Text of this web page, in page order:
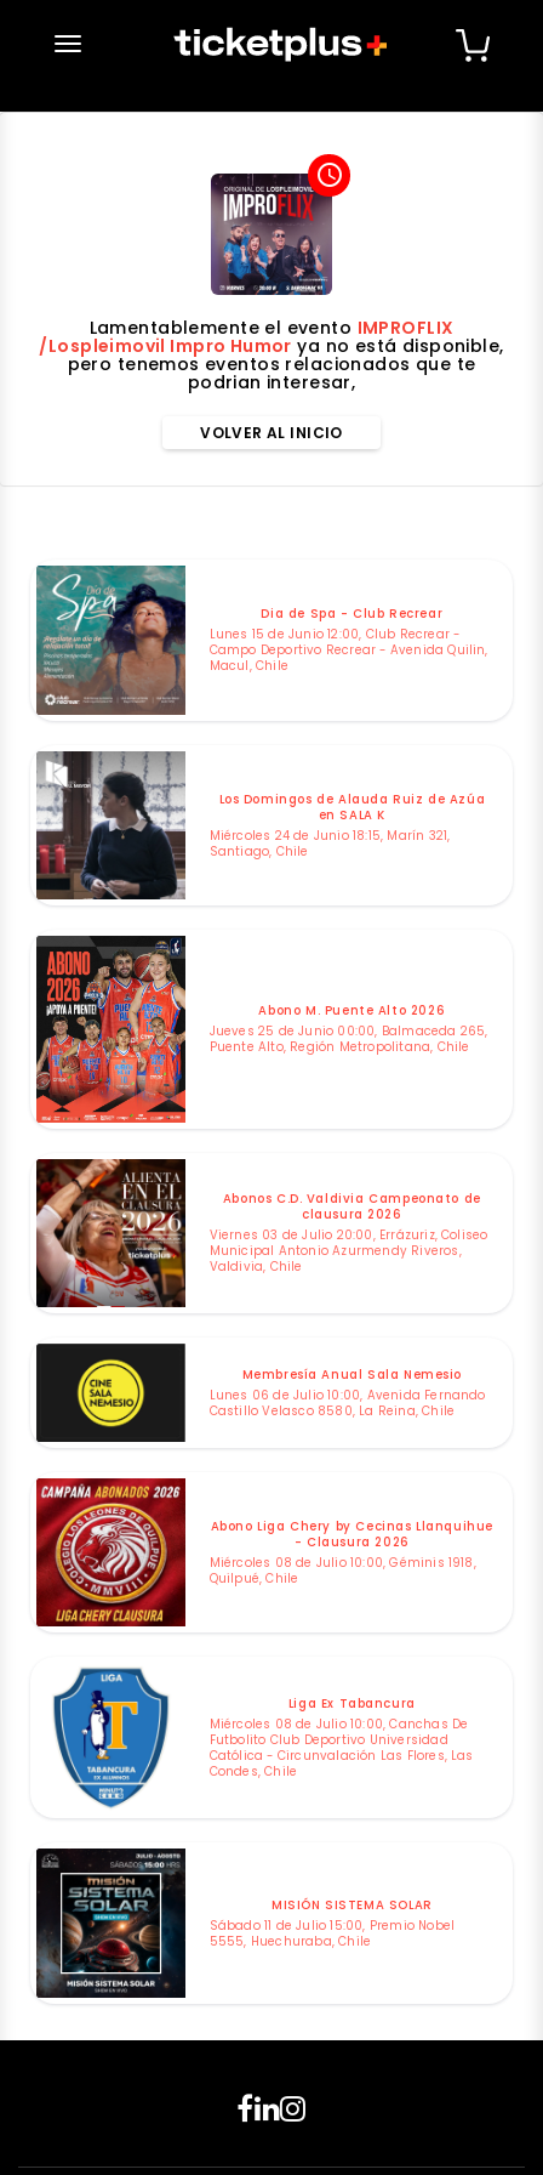
desplegar navegación
access_time
Lamentablemente el evento IMPROFLIX
/Lospleimovil Impro Humor ya no está disponible,
pero tenemos eventos relacionados que te
podrian interesar,
VOLVER AL INICIO
Dia de Spa - Club Recrear
Lunes 15 de Junio 12:00, Club Recrear -
Campo Deportivo Recrear - Avenida Quilin,
Macul, Chile
Los Domingos de Alauda Ruiz de Azúa
en SALA K
Miércoles 24 de Junio 18:15, Marín 321,
Santiago, Chile
Abono M. Puente Alto 2026
Jueves 25 de Junio 00:00, Balmaceda 265,
Puente Alto, Región Metropolitana, Chile
Abonos C.D. Valdivia Campeonato de
clausura 2026
Viernes 03 de Julio 20:00, Errázuriz, Coliseo
Municipal Antonio Azurmendy Riveros,
Valdivia, Chile
Membresía Anual Sala Nemesio
Lunes 06 de Julio 10:00, Avenida Fernando
Castillo Velasco 8580, La Reina, Chile
Abono Liga Chery by Cecinas Llanquihue
- Clausura 2026
Miércoles 08 de Julio 10:00, Géminis 1918,
Quilpué, Chile
Liga Ex Tabancura
Miércoles 08 de Julio 10:00, Canchas De
Futbolito Club Deportivo Universidad
Católica - Circunvalación Las Flores, Las
Condes, Chile
MISIÓN SISTEMA SOLAR
Sábado 11 de Julio 15:00, Premio Nobel
5555, Huechuraba, Chile